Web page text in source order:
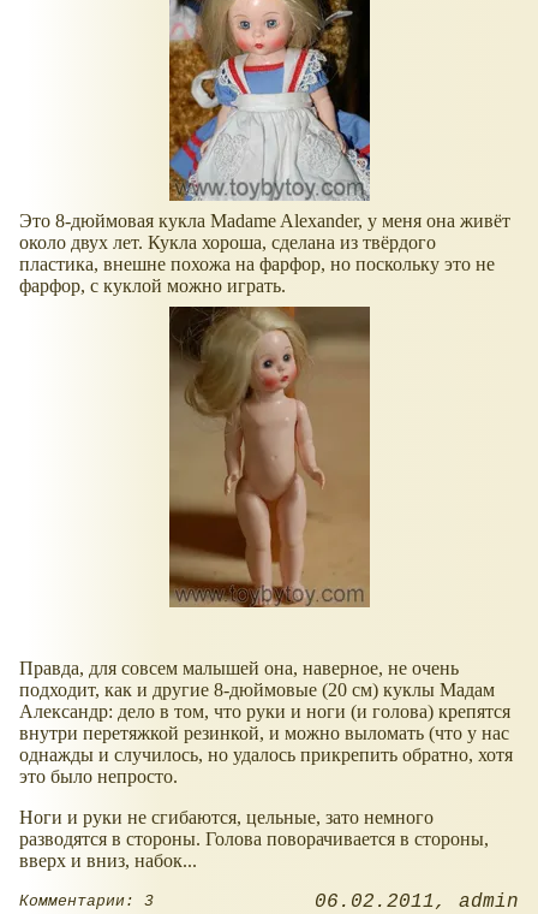
Это 8-дюймовая кукла Madame Alexander, у меня она живёт
около двух лет. Кукла хороша, сделана из твёрдого
пластика, внешне похожа на фарфор, но поскольку это не
фарфор, с куклой можно играть.
Правда, для совсем малышей она, наверное, не очень
подходит, как и другие 8-дюймовые (20 см) куклы Мадам
Александр: дело в том, что руки и ноги (и голова) крепятся
внутри перетяжкой резинкой, и можно выломать (что у нас
однажды и случилось, но удалось прикрепить обратно, хотя
это было непросто.
Ноги и руки не сгибаются, цельные, зато немного
разводятся в стороны. Голова поворачивается в стороны,
вверх и вниз, набок...
Комментарии: 3 06.02.2011 admin